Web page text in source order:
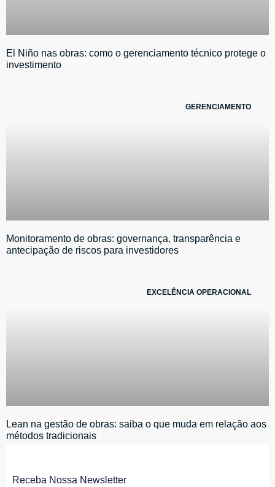
El Niño nas obras: como o gerenciamento técnico protege o
investimento
GERENCIAMENTO
Monitoramento de obras: governança, transparência e
antecipação de riscos para investidores
EXCELÊNCIA OPERACIONAL
Lean na gestão de obras: saiba o que muda em relação aos
métodos tradicionais
Receba Nossa Newsletter